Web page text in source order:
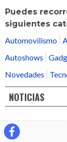
Puedes
siguientes
Automovilismo
Autoshows
Novedades
NOTICIAS